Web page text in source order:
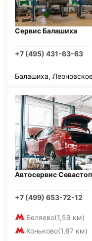
Сервис Балашиха
+7 (495) 431-63-63
Балашиха,
Автосервис
+7 (499) 653-72-12
Беляево(1,59 км)
Коньково(1,87 км)